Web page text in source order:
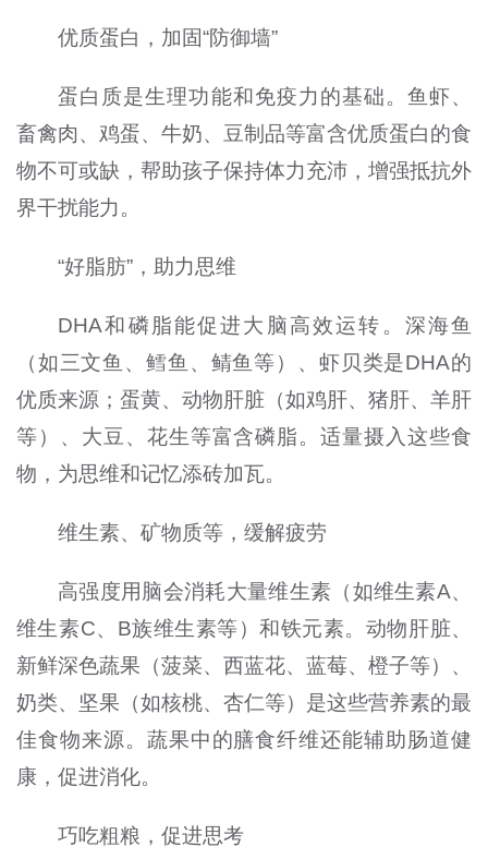
优质蛋白，加固“防御墙”
蛋白质是生理功能和免疫力的基础。鱼虾、
畜禽肉、鸡蛋、牛奶、豆制品等富含优质蛋白的食
物不可或缺，帮助孩子保持体力充沛，增强抵抗外
界干扰能力。
“好脂肪”，助力思维
DHA和磷脂能促进大脑高效运转。深海鱼
（如三文鱼、鳕鱼、鲭鱼等）、虾贝类是DHA的
优质来源；蛋黄、动物肝脏（如鸡肝、猪肝、羊肝
等）、大豆、花生等富含磷脂。适量摄入这些食
物，为思维和记忆添砖加瓦。
维生素、矿物质等，缓解疲劳
高强度用脑会消耗大量维生素（如维生素A、
维生素C、B族维生素等）和铁元素。动物肝脏、
新鲜深色蔬果（菠菜、西蓝花、蓝莓、橙子等）、
奶类、坚果（如核桃、杏仁等）是这些营养素的最
佳食物来源。蔬果中的膳食纤维还能辅助肠道健
康，促进消化。
巧吃粗粮，促进思考